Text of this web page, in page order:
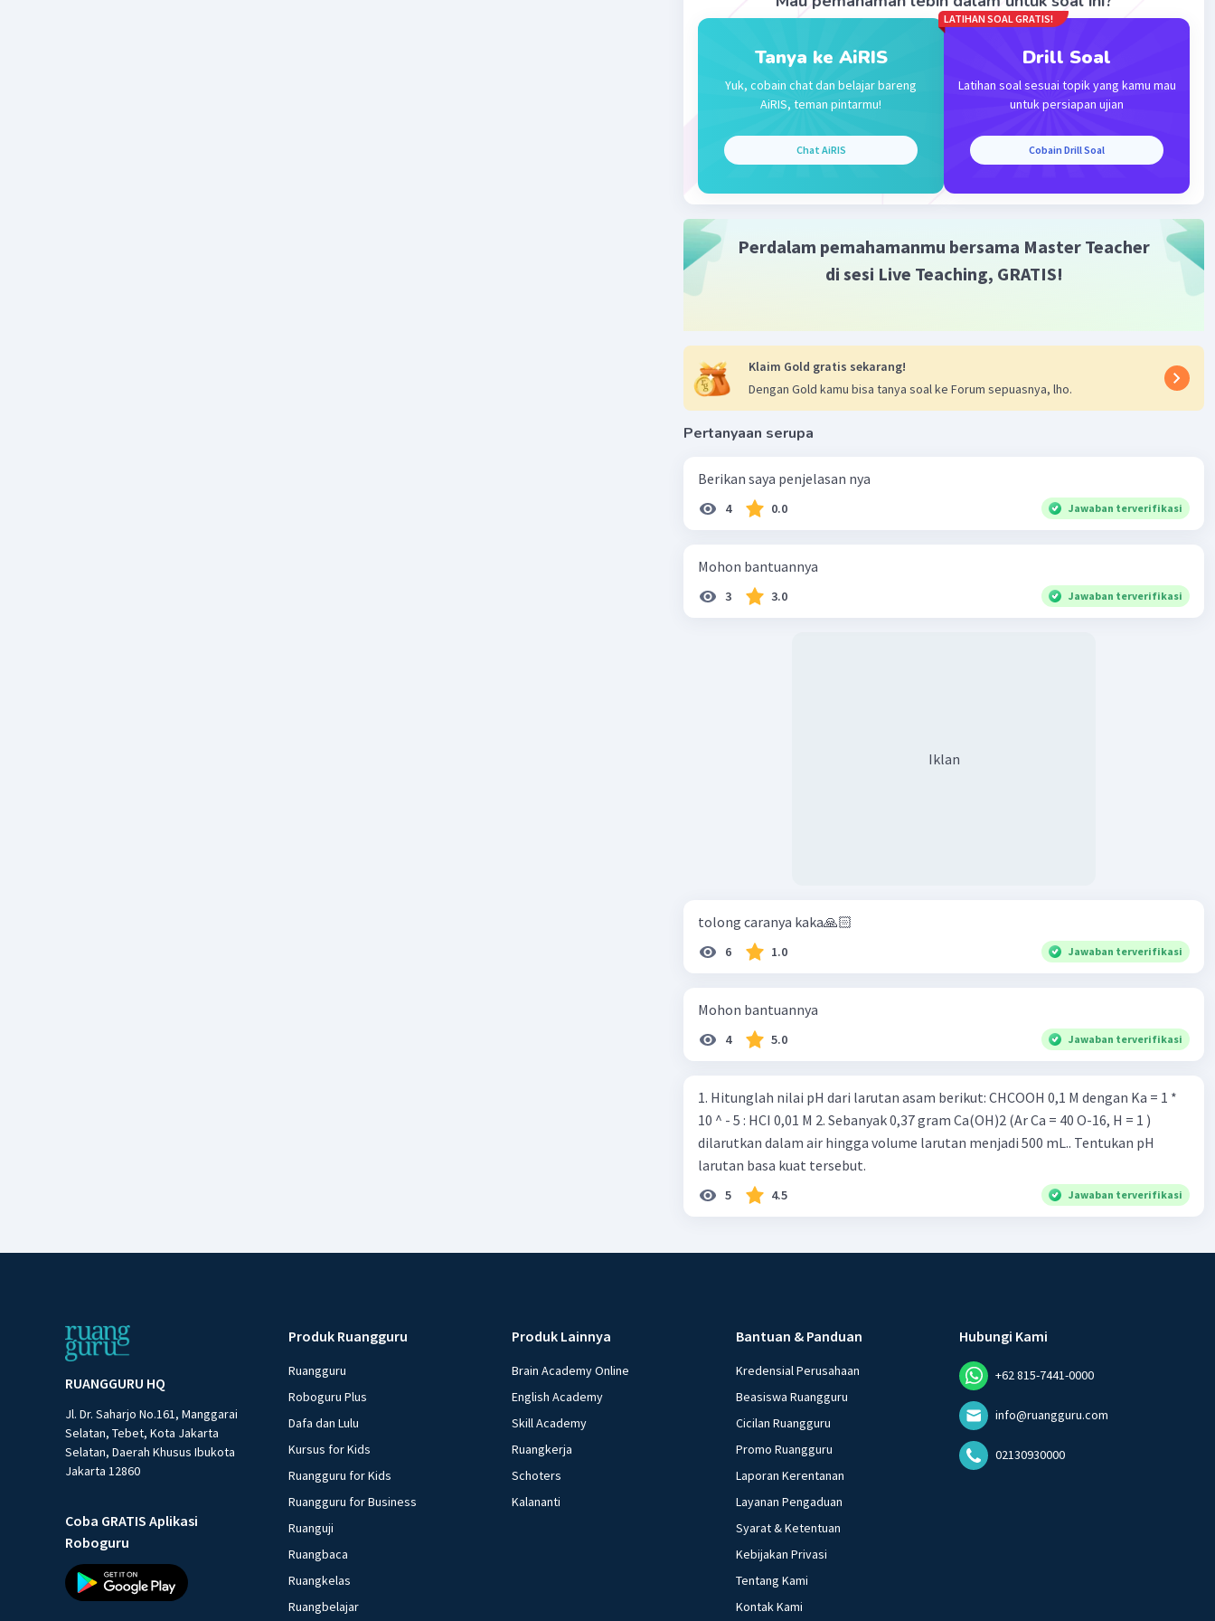
Tanya ke AiRIS
Yuk, cobain chat dan belajar bareng
AiRIS, teman pintarmu!
Chat AiRIS
LATIHAN SOAL GRATIS!
Drill Soal
Latihan soal sesuai topik yang kamu mau
untuk persiapan ujian
Cobain Drill Soal
Perdalam pemahamanmu bersama Master Teacher
di sesi Live Teaching, GRATIS!
Klaim Gold gratis sekarang!
Dengan Gold kamu bisa tanya soal ke Forum sepuasnya, lho.
Pertanyaan serupa
Berikan saya penjelasan nya
4 0.0 Jawaban terverifikasi
Mohon bantuannya
3 3.0 Jawaban terverifikasi
Iklan
tolong caranya kaka🙏🏻
6 1.0 Jawaban terverifikasi
Mohon bantuannya
4 5.0 Jawaban terverifikasi
1. Hitunglah nilai pH dari larutan asam berikut: CHCOOH 0,1 M dengan Ka = 1 *
10 ^ - 5 : HCI 0,01 M 2. Sebanyak 0,37 gram Ca(OH)2 (Ar Ca = 40 O-16, H = 1 )
dilarutkan dalam air hingga volume larutan menjadi 500 mL.. Tentukan pH
larutan basa kuat tersebut.
5 4.5 Jawaban terverifikasi
RUANGGURU HQ
Jl. Dr. Saharjo No.161, Manggarai
Selatan, Tebet, Kota Jakarta
Selatan, Daerah Khusus Ibukota
Jakarta 12860
Coba GRATIS Aplikasi
Roboguru
Produk Ruangguru
Ruangguru
Roboguru Plus
Dafa dan Lulu
Kursus for Kids
Ruangguru for Kids
Ruangguru for Business
Ruanguji
Ruangbaca
Ruangkelas
Ruangbelajar
Produk Lainnya
Brain Academy Online
English Academy
Skill Academy
Ruangkerja
Schoters
Kalananti
Bantuan & Panduan
Kredensial Perusahaan
Beasiswa Ruangguru
Cicilan Ruangguru
Promo Ruangguru
Laporan Kerentanan
Layanan Pengaduan
Syarat & Ketentuan
Kebijakan Privasi
Tentang Kami
Kontak Kami
Hubungi Kami
+62 815-7441-0000
info@ruangguru.com
02130930000